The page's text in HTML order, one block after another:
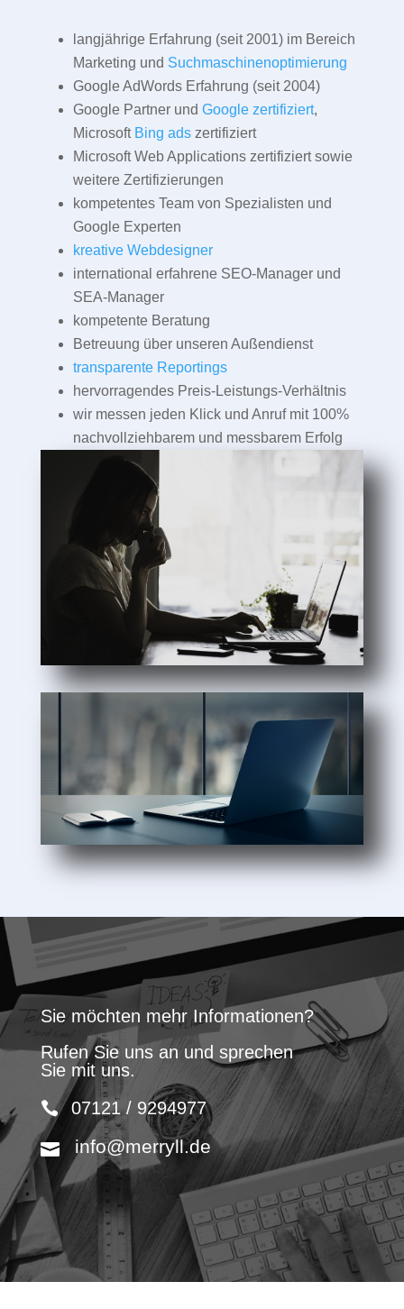
langjährige Erfahrung (seit 2001) im Bereich
Marketing und Suchmaschinenoptimierung
Google AdWords Erfahrung (seit 2004)
Google Partner und Google zertifiziert,
Microsoft Bing adszertifiziert
Microsoft Web Applications zertifiziert sowie
weitere Zertifizierungen
kompetentes Team von Spezialisten und
Google Experten
kreative Webdesigner
international erfahrene SEO-Manager und
SEA-Manager
kompetente Beratung
Betreuung über unseren Außendienst
transparente Reportings
hervorragendes Preis-Leistungs-Verhältnis
wir messen jeden Klick und Anruf mit 100%
nachvollziehbarem und messbarem Erfolg
Sie möchten mehr Informationen?
Rufen Sie uns an und sprechen
Sie mit uns.
07121 / 9294977
info@merryll.de